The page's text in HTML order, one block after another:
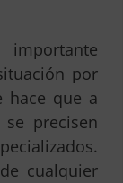
por
hace que a
precisen
cualquier